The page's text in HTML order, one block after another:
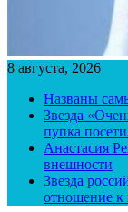
8 августа, 2026
Названы
Звезда
пупка
Анастасия
внешности
Звезда
отношение к